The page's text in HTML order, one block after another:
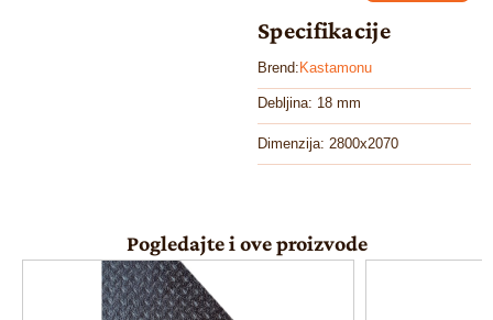
Specifikacije
Brend: Kastamonu
Debljina: 18 mm
Dimenzija: 2800x2070
Pogledajte i ove proizvode